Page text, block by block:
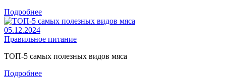
Подробнее
05.12.2024
Правильное питание
ТОП-5 самых полезных видов мяса
Подробнее